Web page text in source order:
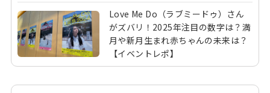
Love Me Do（ラブミードゥ）さん
がズバリ！2025年注目の数字は？満
月や新月生まれ赤ちゃんの未来は？
【イベントレポ】